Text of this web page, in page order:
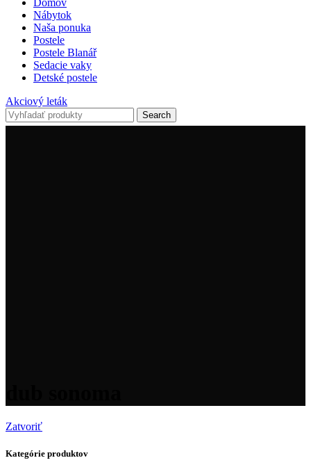
Domov
Nábytok
Naša ponuka
Postele
Postele Blanář
Sedacie vaky
Detské postele
Akciový leták
Search
Zatvoriť
Kategórie produktov